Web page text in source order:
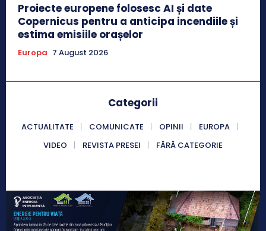
Proiecte europene folosesc AI și date
Copernicus pentru a anticipa incendiile și
estima emisiile orașelor
Europa 7 August 2026
Categorii
ACTUALITATE COMUNICATE OPINII
EUROPA
VIDEO
REVISTA PRESEI FĂRĂ CATEGORIE